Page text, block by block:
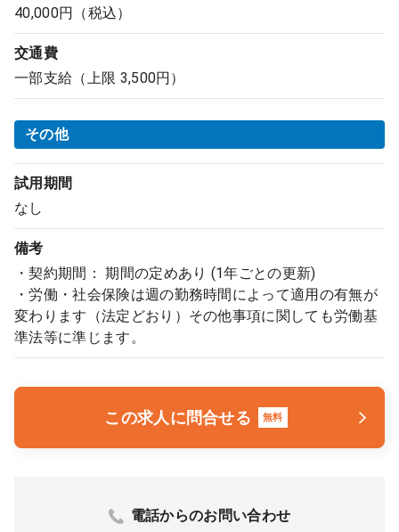
40,000円（税込）
交通費
一部支給（上限 3,500円）
その他
試用期間
なし
備考
・契約期間： 期間の定めあり (1年ごとの更新)
・労働・社会保険は週の勤務時間によって適用の有無が
変わります（法定どおり）その他事項に関しても労働基
準法等に準じます。
この求人に問合せる 無料
電話からのお問い合わせ